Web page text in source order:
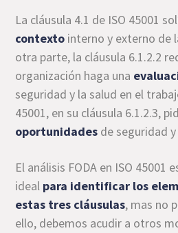
La cláusula 4.1 de ISO 45001
contexto interno y externo de
otra parte, la cláusula 6.1.2.2
organización haga una
seguridad y la salud en el
45001, en su cláusula 6.1.2.3,
oportunidades de seguridad
El análisis FODA en ISO 45001
ideal para identificar los
estas tres cláusulas, mas no
ello, debemos acudir a otros